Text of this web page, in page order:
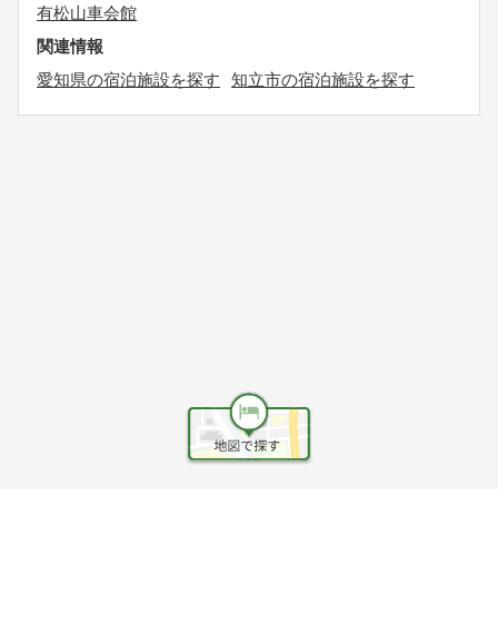
有松山車会館
関連情報
愛知県の宿泊施設を探す
知立市の宿泊施設を探す